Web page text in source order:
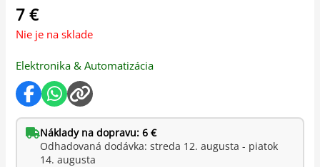
Hodnotenie
4.67z 5 na
3
zákazníckych
7€
Nie je na sklade
Elektronika & Automatizácia
Náklady na dopravu: 6 €
Odhadovaná dodávka: streda 12. augusta - piatok
14. augusta